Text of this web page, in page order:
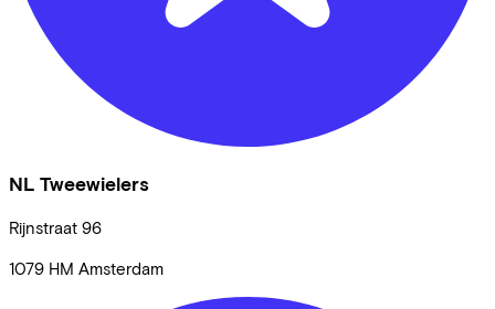
NL Tweewielers
Rijnstraat 96
1079 HM Amsterdam